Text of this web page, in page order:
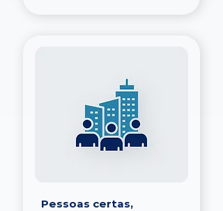
Pessoas certas,